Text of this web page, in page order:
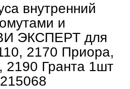
внутренний
и
ЭКСПЕРТ для
2170 Приора,
2190 Гранта 1шт